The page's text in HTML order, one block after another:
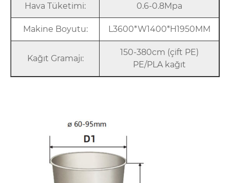
Hava Tüketimi: 0.6-0.8Mpa
Makine Boyutu: L3600*W1400*H1950MM
Kağıt Gramajı:
150-380cm (çift PE)
PE/PLA kağıt